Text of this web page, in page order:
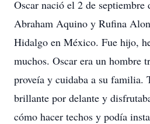
Oscar nació el 2 de septiembre
Abraham Aquino y Rufina
Hidalgo en México. Fue hijo,
muchos. Oscar era un hombre
proveía y cuidaba a su familia.
brillante por delante y
cómo hacer techos y podía